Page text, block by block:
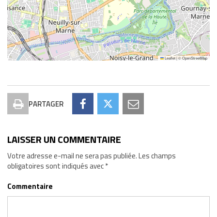
Leaflet|©OpenStreetMap
Imprimer
page
PARTAGER
Partager
angle
allée
de
Partager
angle
allée
Partager
allée
LAISSER UN COMMENTAIRE
Votre adresse e-mail ne sera pas publiée.Les champs
obligatoires sont indiqués avec*
Commentaire